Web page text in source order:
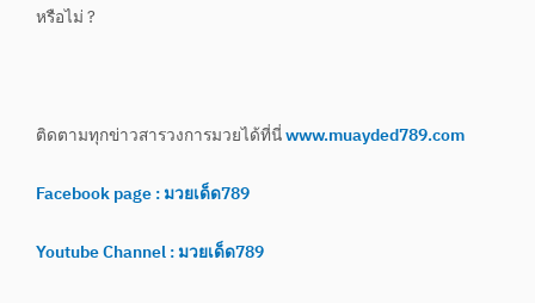
หรือไม่ ?
ติดตามทุกข่าวสารวงการมวยได้ที่นี่www.muayded789.com
Facebook page : มวยเด็ด789
Youtube Channel : มวยเด็ด789